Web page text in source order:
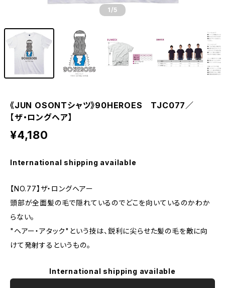
1 /5
《JUN OSONＴシャツ》90HEROES TJC077／
【ザ・ロングヘア】
¥4,180
International shipping available
【NO.77】ザ・ロングヘアー
頭部が全面髪の毛で隠れているのでどこを向いているのかわか
らない。
"ヘアー・アタック"という技は、鋭利に尖らせた髪の毛を敵に向
けて発射するというもの。
International shipping available